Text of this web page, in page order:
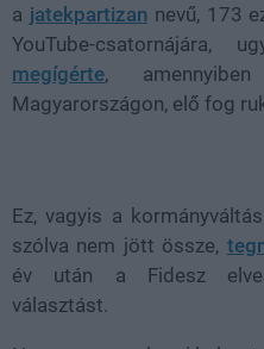
a jatekpartizannevű, 173
YouTube-csatornájára,
megígérte,
Magyarországon, elő fog
Ez, vagyis a
szólva nem jött össze,
év után a Fidesz
választást.